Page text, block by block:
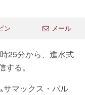
ン メール
25分から、進水式
る。
サマックス・バル